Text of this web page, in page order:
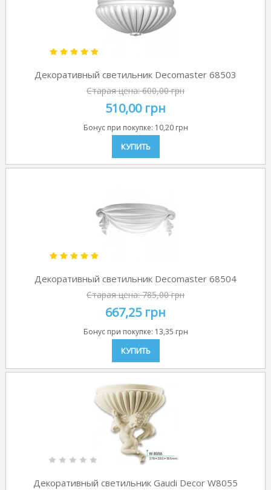
Декоративный светильник Decomaster 68503
Старая цена:600,00 грн
510,00 грн
Бонус при покупке: 10,20 грн
КУПИТЬ
Декоративный светильник Decomaster 68504
Старая цена:785,00 грн
667,25 грн
Бонус при покупке: 13,35 грн
КУПИТЬ
Декоративный светильник Gaudi Decor W8055